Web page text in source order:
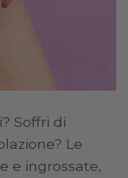
Soffri di
Le
e ingrossate,